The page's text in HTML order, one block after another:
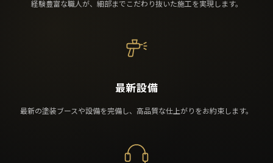
経験豊富な職人が、細部までこだわり抜いた施工を実現します。
最新設備
最新の塗装ブースや設備を完備し、高品質な仕上がりをお約束します。